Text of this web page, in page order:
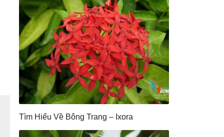
Tìm Hiểu Về Bông Trang – Ixora